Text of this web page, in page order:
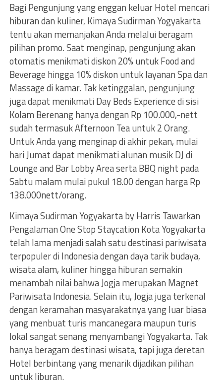
Bagi Pengunjung yang enggan keluar Hotel mencari
hiburan dan kuliner, Kimaya Sudirman Yogyakarta
tentu akan memanjakan Anda melalui beragam
pilihan promo. Saat menginap, pengunjung akan
otomatis menikmati diskon 20% untuk Food and
Beverage hingga 10% diskon untuk layanan Spa dan
Massage di kamar. Tak ketinggalan, pengunjung
juga dapat menikmati Day Beds Experience di sisi
Kolam Berenang hanya dengan Rp 100.000,-nett
sudah termasuk Afternoon Tea untuk 2 Orang.
Untuk Anda yang menginap di akhir pekan, mulai
hari Jumat dapat menikmati alunan musik DJ di
Lounge and Bar Lobby Area serta BBQ night pada
Sabtu malam mulai pukul 18.00 dengan harga Rp
138.000nett/orang.
Kimaya Sudirman Yogyakarta by Harris Tawarkan
Pengalaman One Stop Staycation Kota Yogyakarta
telah lama menjadi salah satu destinasi pariwisata
terpopuler di Indonesia dengan daya tarik budaya,
wisata alam, kuliner hingga hiburan semakin
menambah nilai bahwa Jogja merupakan Magnet
Pariwisata Indonesia. Selain itu, Jogja juga terkenal
dengan keramahan masyarakatnya yang luar biasa
yang menbuat turis mancanegara maupun turis
lokal sangat senang menyambangi Yogyakarta. Tak
hanya beragam destinasi wisata, tapi juga deretan
Hotel berbintang yang menarik dijadikan pilihan
untuk liburan.